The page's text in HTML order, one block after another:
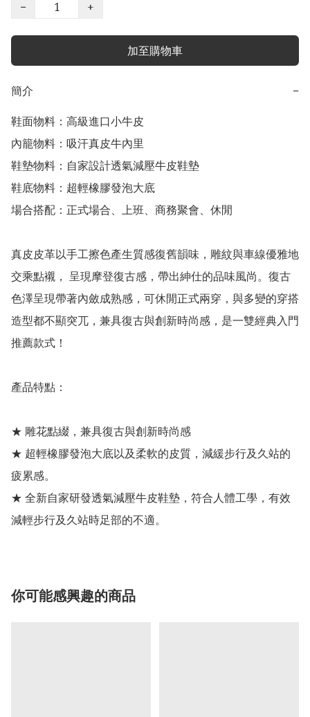
−
+
加至購物車
簡介
−
鞋面物料：高級進口小牛皮
內籠物料：吸汗真皮牛內里
鞋墊物料：自家設計透氣減壓牛皮鞋墊
鞋底物料：超輕橡膠發泡大底
場合搭配：正式場合、上班、商務聚會、休閒
真皮皮革以手工擦色產生質感復舊韻味，雕紋與車線優雅地
交乘點襯， 呈現摩登復古感，帶出紳仕的品味風尚。復古
色澤呈現帶著內斂成熟感，可休閒正式兩穿，與多變的穿搭
造型都不顯突兀，兼具復古與創新時尚感，是一雙經典入門
推薦款式！
產品特點：
★ 雕花點綴，兼具復古與創新時尚感
★ 超輕橡膠發泡大底以及柔軟的皮質，減緩步行及久站的
疲累感。
★ 全新自家研發透氣減壓牛皮鞋墊，符合人體工學，有效
你可能感興趣的商品